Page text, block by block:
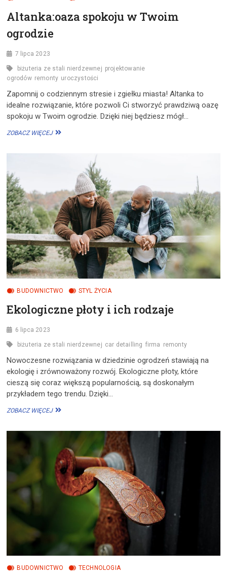
Altanka:oaza spokoju w Twoim
ogrodzie
7 lipca 2023
biżuteria ze stali nierdzewnej projektowanie
ogrodów remonty uroczystości
Zapomnij o codziennym stresie i zgiełku miasta! Altanka to
idealne rozwiązanie, które pozwoli Ci stworzyć prawdziwą oazę
spokoju w Twoim ogrodzie. Dzięki niej będziesz mógł…
ZOBACZ WIĘCEJALTANKA:OAZA
BUDOWNICTWO STYL ŻYCIA
Ekologiczne płoty i ich rodzaje
6 lipca 2023
biżuteria ze stali nierdzewnej car detailling firma remonty
Nowoczesne rozwiązania w dziedzinie ogrodzeń stawiają na
ekologię i zrównoważony rozwój. Ekologiczne płoty, które
cieszą się coraz większą popularnością, są doskonałym
przykładem tego trendu. Dzięki…
ZOBACZ WIĘCEJEKOLOGICZNE
BUDOWNICTWO TECHNOLOGIA